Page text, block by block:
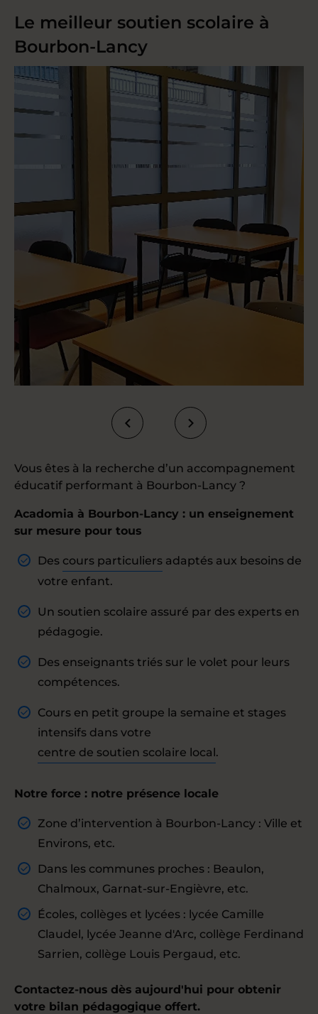
Le meilleur soutien scolaire à
Bourbon-Lancy
Vous êtes à la recherche d’un accompagnement
éducatif performant à Bourbon-Lancy ?
Acadomia à Bourbon-Lancy : un enseignement
sur mesure pour tous
Des cours particuliers adaptés aux besoins de
votre enfant.
Un soutien scolaire assuré par des experts en
pédagogie.
Des enseignants triés sur le volet pour leurs
compétences.
Cours en petit groupe la semaine et stages
intensifs dans votre
centre de soutien scolaire local.
Notre force : notre présence locale
Zone d’intervention à Bourbon-Lancy : Ville et
Environs, etc.
Dans les communes proches : Beaulon,
Chalmoux, Garnat-sur-Engièvre, etc.
Écoles, collèges et lycées : lycée Camille
Claudel, lycée Jeanne d'Arc, collège Ferdinand
Sarrien, collège Louis Pergaud, etc.
Contactez-nous dès aujourd'hui pour obtenir
votre bilan pédagogique offert.